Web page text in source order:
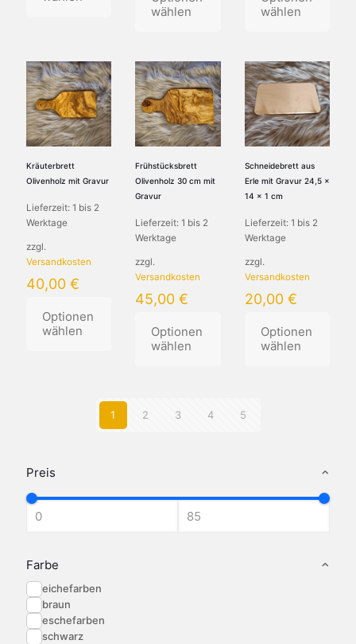
Preis
Farbe
eichefarben
braun
eschefarben
schwarz
weist
mehrere
Varianten
auf.
Die
Optionen
können
auf
der
gewählt
werden
wählen
Produkt
weist
mehrere
Varianten
auf.
Die
Optionen
können
auf
der
gewählt
werden
wählen
Produkt
weist
mehrere
Varianten
auf.
Die
Optionen
können
auf
der
gewählt
werden
Kräuterbrett
Olivenholz mit Gravur
Lieferzeit: 1 bis 2
Werktage
zzgl.
Versandkosten
40,00 €
Optionen
wählen
Optionen
auf
der
werden
Frühstücksbrett
Olivenholz 30 cm mit
Gravur
Lieferzeit:1 bis 2
Werktage
zzgl.
Versandkosten
45,00€
Optionen
wählen
weist
können
Schneidebrett aus
Erle mit Gravur 24,5 x
14 x 1 cm
Lieferzeit: 1 bis 2
Werktage
zzgl.
Versandkosten
20,00 €
Optionen
wählen
weist
können
1 2 3 4 5